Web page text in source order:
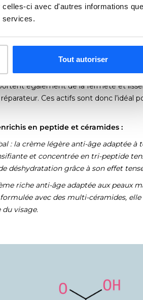
ci avec d'autres informations
services.
Tout autoriser
les peptides sont essentiels pour
plus résistante et mieux protégée
également de la fermeté et
Ces actifs sont donc l’idéal
en peptide et céramides :
: la crème légère anti-âge adaptée à
et concentrée en tri-peptide
déshydratation grâce à son effet
riche anti-âge adaptée aux peaux
avec des multi-céramides,
visage.